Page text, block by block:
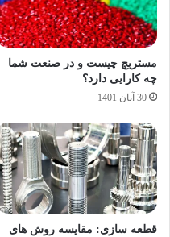
مستربچ چیست و در صنعت شما
چه کارایی دارد؟
30 آبان 1401
قطعه سازی: مقایسه روش های